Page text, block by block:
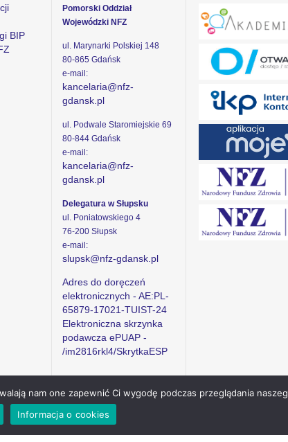
BIP
Pomorski Oddział
Wojewódzki NFZ
ul. Marynarki Polskiej 148
80-865 Gdańsk
e-mail:
kancelaria@nfz-
gdansk.pl
ul. Podwale Staromiejskie 69
80-844 Gdańsk
e-mail:
kancelaria@nfz-
gdansk.pl
Delegatura w Słupsku
ul. Poniatowskiego 4
76-200 Słupsk
e-mail:
slupsk@nfz-gdansk.pl
Adres do doręczeń
elektronicznych - AE:PL-
65879-17021-TUIST-24
Elektroniczna skrzynka
podawcza ePUAP -
/im2816rkl4/SkrytkaESP
nam one zapewnić Ci wygodę podczas przeglądania
Informacja o cookies